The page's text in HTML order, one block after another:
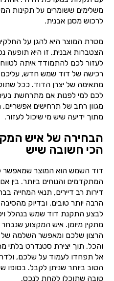
משלימים ששומרים על תקינות
לרכוש מסנן אבנית.
מטרת המוצר היא להגן על
הצטברות אבנית. זו היא תופעה
לעזור לכם להתמודד איתה
רכישה של דוד שמש חדש,
מתאימה של יצרן הדוד. ככל
לכם למי לפנות אם מתרחשת
מגוון רחב של תרחישים
מתוך ידיעה שיש מי שיכול לעזור.
הבחירה של איש
הכי חשובה שיש
דוד השמש הוא המוצר שמאפשר
המתקדמים והנוחים ביותר. בין
דירות רב דיירים, תנאי
הרבה יותר טובים. ובדיוק
לבצע התקנת דוד שמש בנהלל
מתקין מיומן. איש המקצוע
הרצון שלכם ומאפשר השלמה של
והכל, תוך יצירת סטנדרט בלתי
אל תפחדו לעמוד על שלכם,
הטוב ביותר שניתן לקבל.
טובה שתוכלו לקחת לנכס.